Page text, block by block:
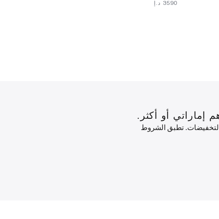
التخفيضات. تطبق الشروط